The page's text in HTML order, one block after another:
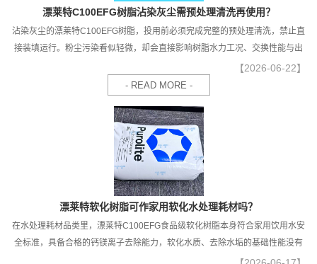
漂莱特C100EFG树脂沾染灰尘需预处理清洗再使用？
沾染灰尘的漂莱特C100EFG树脂，投用前必须完成完整的预处理清洗，禁止直
接装填运行。粉尘污染看似轻微，却会直接影响树脂水力工况、交换性能与出
水卫生指标，不符合食品级涉水材料的投用标准。【2026-06-22】
- READ MORE -
漂莱特软化树脂可作家用软化水处理耗材吗？
在水处理耗材品类里，漂莱特C100EFG食品级软化树脂本身符合家用饮用水安
全标准，具备合格的钙镁离子去除能力，软化水质、去除水垢的基础性能没有
问题，但在家用全屋净水、家用软水机的实际工况中，不建议单独使用该款树